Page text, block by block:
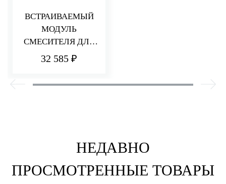
ВСТРАИВАЕМЫЙ
МОДУЛЬ
СМЕСИТЕЛЯ ДЛЯ
ДУША НА 2/3
32 585 ₽
НЕДАВНО
ПРОСМОТРЕННЫЕ ТОВАРЫ